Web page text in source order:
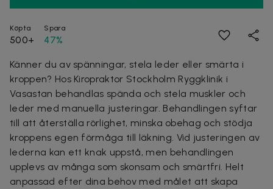
Köpta
500+
Spara
47%
Känner du av spänningar, stela leder eller smärta i
kroppen? Hos Kiropraktor Stockholm Ryggklinik i
Vasastan behandlas spända och stela muskler och
leder med manuella justeringar. Behandlingen syftar
till att återställa rörlighet, minska obehag och stödja
kroppens egen förmåga till läkning. Vid justeringen av
lederna kan ett knak uppstå, men behandlingen
upplevs av många som skonsam och smärtfri. Helt
anpassad efter dina behov med målet att skapa